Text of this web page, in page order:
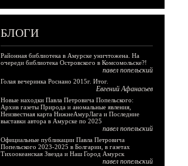
БЛОГИ
Районная библиотека в Амурске уничтожена. На
очереди библиотека Островского в Комсомольске?!
павел попельский
Голая вечеринка Роснано 2015г. Итог.
Евгений Афанасьев
Новые находки Павла Петровича Попельского:
Архив газеты Природа и аномальные явления,
Неизвестная карта НижнеАмурЛага и Последние
выставки автора в Амурске по 2025
павел попельский
Официальные публикации Павла Петровича
Попельского 2023-2025 в Болгарии, в газетах
Тихоокеанская Звезда и Наш Город Амурск
павел попельский